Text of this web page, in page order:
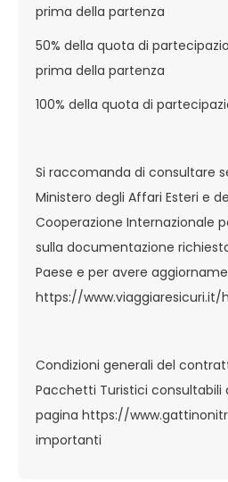
prima della partenza
50% della quota di
prima della partenza
100% della quota di
Si raccomanda di consultare
Ministero degli Affari Esteri e
Cooperazione Internazionale
sulla documentazione
Paese e per avere
https://www.viaggiaresicuri.it/
Condizioni generali del
Pacchetti Turistici consultabili
pagina https://
importanti